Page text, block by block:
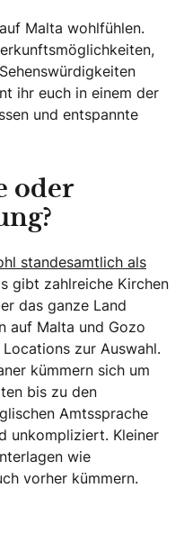
Malta wohlfühlen.
ihr euch in einem der
und entspannte
oder
standesamtlich als
gibt zahlreiche Kirchen
das ganze Land
auf Malta und Gozo
zur Auswahl.
kümmern sich um
bis zu den
Amtssprache
unkompliziert. Kleiner
wie
vorher kümmern.